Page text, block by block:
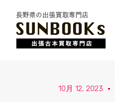
10月 12, 2023